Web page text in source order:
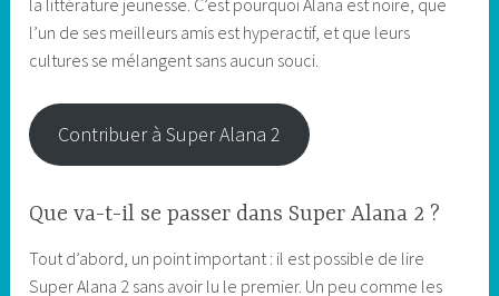
la littérature jeunesse. C’est pourquoi Alana est noire, que
l’un de ses meilleurs amis est hyperactif, et que leurs
cultures se mélangent sans aucun souci.
Contribuer à Super Alana 2
Que va-t-il se passer dans Super Alana 2 ?
Tout d’abord, un point important : il est possible de lire
Super Alana 2 sans avoir lu le premier. Un peu comme les